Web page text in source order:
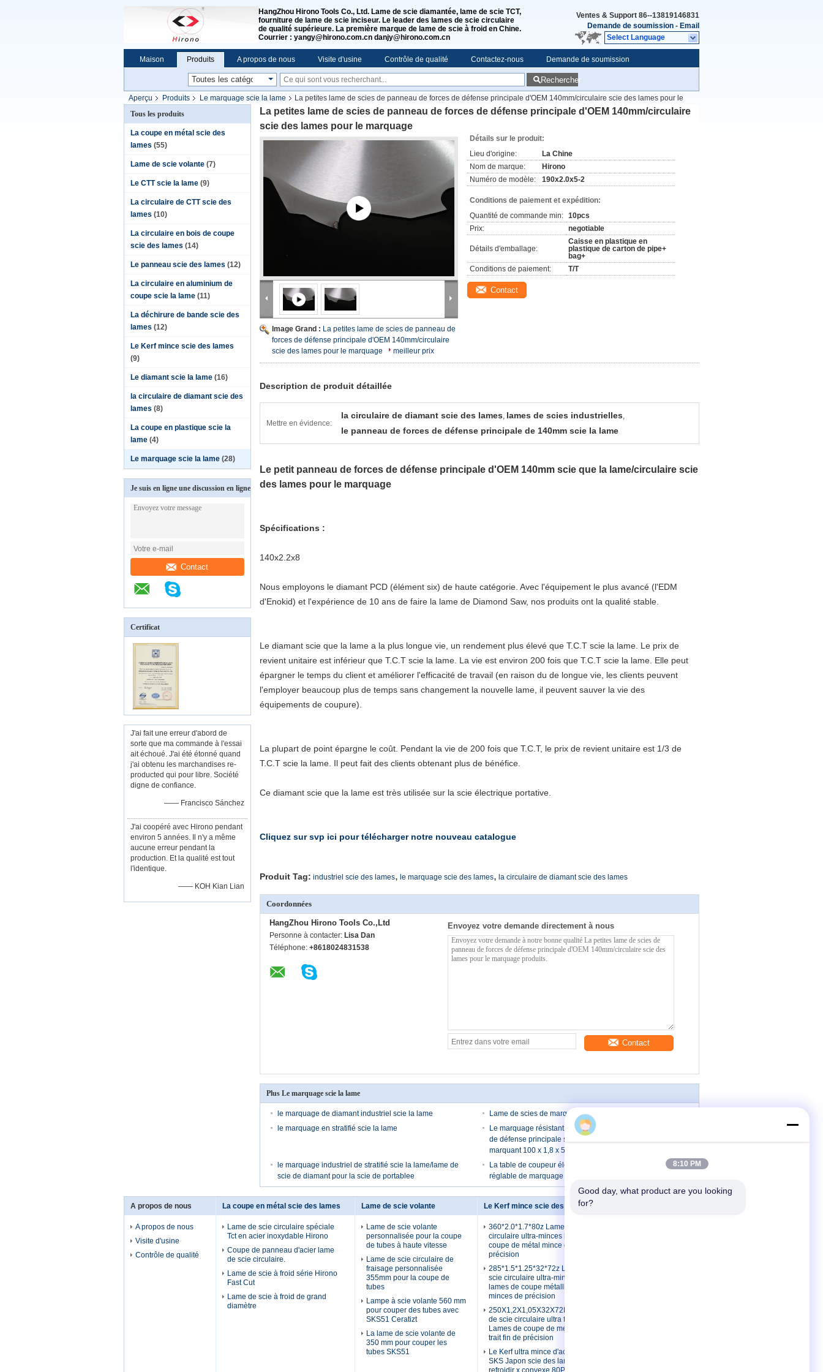
HangZhou Hirono Tools Co., Ltd. Lame de scie diamantée, lame de scie TCT,
fourniture de lame de scie inciseur. Le leader des lames de scie circulaire
de qualité supérieure. La première marque de lame de scie à froid en Chine.
Courrier : yangy@hirono.com.cn danjy@hirono.com.cn
Ventes & Support 86--13819146831
Demande de soumission - Email
Select Language
Maison Produits A propos de nous Visite d'usine Contrôle de qualité Contactez-nous Demande de soumission
Rechercher
Aperçu Produits Le marquage scie la lame
La petites lame de scies de panneau de forces de défense principale d'OEM 140mm/circulaire scie des lames pour le
marquage
Tous les produits
La coupe en métal scie des
lames (55)
Lame de scie volante (7)
Le CTT scie la lame (9)
La circulaire de CTT scie des
lames (10)
La circulaire en bois de coupe
scie des lames (14)
Le panneau scie des lames (12)
La circulaire en aluminium de
coupe scie la lame (11)
La déchirure de bande scie des
lames (12)
Le Kerf mince scie des lames
(9)
Le diamant scie la lame (16)
la circulaire de diamant scie des
lames (8)
La coupe en plastique scie la
lame (4)
Le marquage scie la lame (28)
Je suis en ligne une discussion en ligne
Contact
Certificat
J'ai fait une erreur d'abord de
sorte que ma commande à l'essai
ait échoué. J'ai été étonné quand
j'ai obtenu les marchandises re-
producted qui pour libre. Société
digne de confiance.
—— Francisco Sánchez
J'ai coopéré avec Hirono pendant
environ 5 années. Il n'y a même
aucune erreur pendant la
production. Et la qualité est tout
l'identique.
—— KOH Kian Lian
La petites lame de scies de panneau de forces de défense principale d'OEM 140mm/circulaire
scie des lames pour le marquage
Image Grand : La petites lame de scies de panneau de
forces de défense principale d'OEM 140mm/circulaire
scie des lames pour le marquage
meilleur prix
Détails sur le produit:
Lieu d'origine:
La Chine
Nom de marque:
Hirono
Numéro de modèle:
190x2.0x5-2
Conditions de paiement et expédition:
Quantité de commande min: 10pcs
Prix:
negotiable
Détails d'emballage:
Caisse en plastique en
plastique de carton de pipe+
bag+
Conditions de paiement:
T/T
Contact
Description de produit détaillée
Mettre en évidence:
la circulaire de diamant scie des lames, lames de scies industrielles,
le panneau de forces de défense principale de 140mm scie la lame
Le petit panneau de forces de défense principale d'OEM 140mm scie que la lame/circulaire scie
des lames pour le marquage
Spécifications :
140x2.2x8
Nous employons le diamant PCD (élément six) de haute catégorie. Avec l'équipement le plus avancé (l'EDM
d'Enokid) et l'expérience de 10 ans de faire la lame de Diamond Saw, nos produits ont la qualité stable.
Le diamant scie que la lame a la plus longue vie, un rendement plus élevé que T.C.T scie la lame. Le prix de
revient unitaire est inférieur que T.C.T scie la lame. La vie est environ 200 fois que T.C.T scie la lame. Elle peut
épargner le temps du client et améliorer l'efficacité de travail (en raison du de longue vie, les clients peuvent
l'employer beaucoup plus de temps sans changement la nouvelle lame, il peuvent sauver la vie des
équipements de coupure).
La plupart de point épargne le coût. Pendant la vie de 200 fois que T.C.T, le prix de revient unitaire est 1/3 de
T.C.T scie la lame. Il peut fait des clients obtenant plus de bénéfice.
Ce diamant scie que la lame est très utilisée sur la scie électrique portative.
Cliquez sur svp ici pour télécharger notre nouveau catalogue
Produit Tag: industriel scie des lames, le marquage scie des lames, la circulaire de diamant scie des lames
Coordonnées
HangZhou Hirono Tools Co.,Ltd
Personne à contacter: Lisa Dan
Téléphone: +8618024831538
Envoyez votre demande directement à nous
Contact
Plus Le marquage scie la lame
le marquage de diamant industriel scie la lame
Lame de scies de marquage conique de PCD
le marquage en stratifié scie la lame
Le marquage résistant à la chaleur de conseil de forces
de défense principale scie des lames pour le panneau
marquant 100 x 1,8 x 5
le marquage industriel de stratifié scie la lame/lame de
scie de diamant pour la scie de portablee
La table de coupeur électrique de PCD a vu la coutume
réglable de marquage de lame
A propos de nous
A propos de nous
Visite d'usine
Contrôle de qualité
La coupe en métal scie des lames
Lame de scie circulaire spéciale
Tct en acier inoxydable Hirono
Coupe de panneau d'acier lame
de scie circulaire.
Lame de scie à froid série Hirono
Fast Cut
Lame de scie à froid de grand
diamètre
Lame de scie volante
Lame de scie volante
personnalisée pour la coupe
de tubes à haute vitesse
Lame de scie circulaire de
fraisage personnalisée
355mm pour la coupe de
tubes
Lampe à scie volante 560 mm
pour couper des tubes avec
SKS51 Ceratizt
La lame de scie volante de
350 mm pour couper les
tubes SKS51
Le Kerf mince scie des lames
360*2.0*1.7*80z Lames de scie
circulaire ultra-minces lames de
coupe de métal mince de
précision
285*1.5*1.25*32*72z Lames de
scie circulaire ultra-minces
lames de coupe métalliques
minces de précision
250X1,2X1,05X32X72Lames
de scie circulaire ultra fines |
Lames de coupe de métal à
trait fin de précision
Le Kerf ultra mince d'acier de
SKS Japon scie des lames
refroidir x convexe 80P du plat
8:10 PM
Good day, what product are you looking
for?